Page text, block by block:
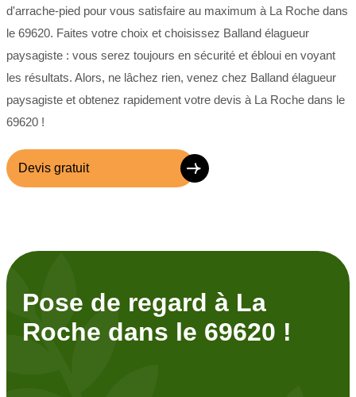
d'arrache-pied pour vous satisfaire au maximum à La Roche dans
le 69620. Faites votre choix et choisissez Balland élagueur
paysagiste : vous serez toujours en sécurité et ébloui en voyant
les résultats. Alors, ne lâchez rien, venez chez Balland élagueur
paysagiste et obtenez rapidement votre devis à La Roche dans le
69620 !
Devis gratuit
Pose de regard à La
Roche dans le 69620 !